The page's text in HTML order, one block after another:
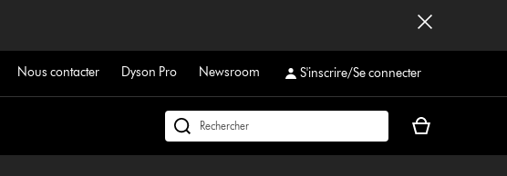
Nous contacter Dyson Pro Newsroom S'inscrire/Se connecter
Rechercher
Votre